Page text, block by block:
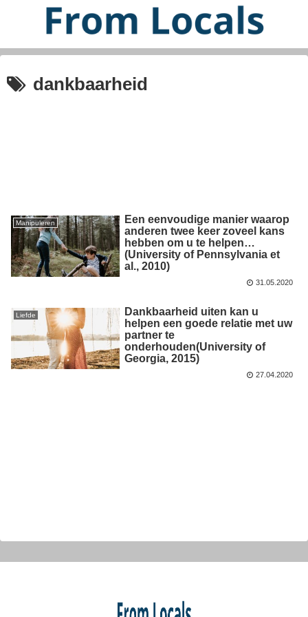
dankbaarheid
Manipuleren
Een eenvoudige manier waarop
anderen twee keer zoveel kans
hebben om u te helpen…
(University of Pennsylvania et
al., 2010)
31.05.2020
Liefde
Dankbaarheid uiten kan u
helpen een goede relatie met uw
partner te
onderhouden(University of
Georgia, 2015)
27.04.2020